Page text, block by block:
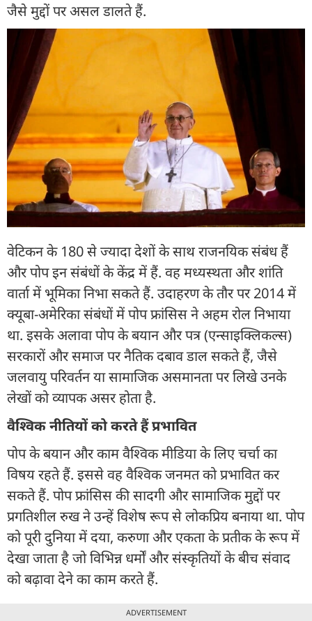
जैसे मुद्दों पर असल डालते हैं.
वेटिकन के 180 से ज्यादा देशों के साथ राजनयिक संबंध हैं
और पोप इन संबंधों के केंद्र में हैं. वह मध्यस्थता और शांति
वार्ता में भूमिका निभा सकते हैं. उदाहरण के तौर पर 2014 में
क्यूबा-अमेरिका संबंधों में पोप फ्रांसिस ने अहम रोल निभाया
था. इसके अलावा पोप के बयान और पत्र (एन्साइक्लिकल्स)
सरकारों और समाज पर नैतिक दबाव डाल सकते हैं, जैसे
जलवायु परिवर्तन या सामाजिक असमानता पर लिखे उनके
लेखों को व्यापक असर होता है.
वैश्विक नीतियों को करते हैं प्रभावित
पोप के बयान और काम वैश्विक मीडिया के लिए चर्चा का
विषय रहते हैं. इससे वह वैश्विक जनमत को प्रभावित कर
सकते हैं. पोप फ्रांसिस की सादगी और सामाजिक मुद्दों पर
प्रगतिशील रुख ने उन्हें विशेष रूप से लोकप्रिय बनाया था. पोप
को पूरी दुनिया में दया, करुणा और एकता के प्रतीक के रूप में
देखा जाता है जो विभिन्न धर्मों और संस्कृतियों के बीच संवाद
को बढ़ावा देने का काम करते हैं.
ADVERTISEMENT